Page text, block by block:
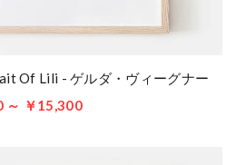
Of Lili - ゲルダ・ヴィーグナー
～ ￥15,300